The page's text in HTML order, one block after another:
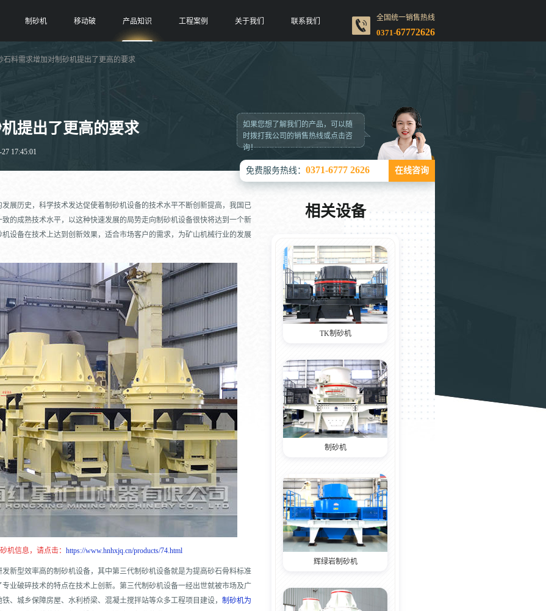
全国统一销售热线
0371-67772626
制砂机 移动破 产品知识 工程案例 关于我们 联系我们
石料需求增加对制砂机提出了更高的要求
提出了更高的要求
17:45:01
展历史，科学技术发达促使着制砂机设备的技术水平不断创新提高，我国已
的成熟技术水平，以这种快速发展的局势走向制砂机设备很快将达到一个新
设备在技术上达到创新效果，适合市场客户的需求，为矿山机械行业的发展
机信息，请点击： https://www.hnhxjq.cn/products/74.html
新型效率高的制砂机设备，其中第三代制砂机设备就是为提高砂石骨料标准
业破碎技术的特点在技术上创新。第三代制砂机设备一经出世就被市场及广
、城乡保障房屋、水利桥梁、混凝土搅拌站等众多工程项目建设， 制砂机为
免费服务热线： 0371-6777 2626 在线咨询
如果您想了解我们的产品，可以随
时拨打我公司的销售热线或点击咨
询！
相关设备
TK制砂机
制砂机
辉绿岩制砂机